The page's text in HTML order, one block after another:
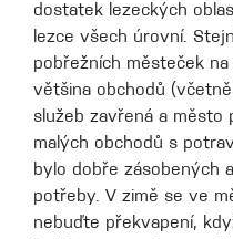
dostatek lezeckých
lezce všech úrovní.
pobřežních městeček
většina obchodů
služeb zavřená a město
malých obchodů s
bylo dobře zásobených
potřeby. V zimě se ve
nebuďte překvapení,